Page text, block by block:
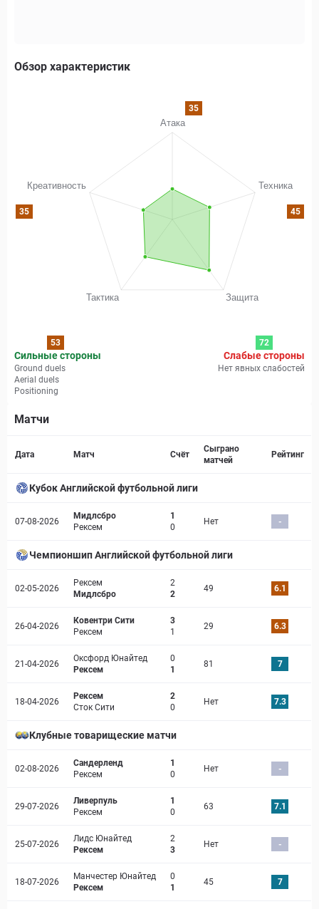
Обзор характеристик
35
35 45
53 72
Сильные стороны
Ground duels
Aerial duels
Positioning
Слабые стороны
Нет явных слабостей
Матчи
Страница матча
Дата Матч Счёт
Сыграно
матчей
Рейтинг
Кубок Английской футбольной лиги
07-08-2026
Мидлсбро
Рексем
1
0
Нет -
Чемпионшип Английской футбольной лиги
02-05-2026
Рексем
Мидлсбро
2
2
49 6.1
26-04-2026
Ковентри Сити
Рексем
3
1
29 6.3
21-04-2026
Оксфорд Юнайтед
Рексем
0
1
81 7
18-04-2026
Рексем
Сток Сити
2
0
Нет 7.3
Клубные товарищеские матчи
02-08-2026
Сандерленд
Рексем
1
0
Нет -
29-07-2026
Ливерпуль
Рексем
1
0
63 7.1
25-07-2026
Лидс Юнайтед
Рексем
2
3
Нет -
18-07-2026
Манчестер Юнайтед
Рексем
0
1
45 7